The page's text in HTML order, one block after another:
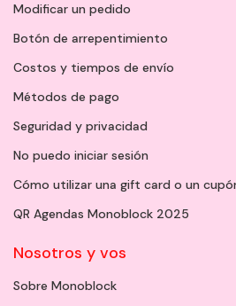
Modificar un pedido
Botón de arrepentimiento
Costos y tiempos de envío
Métodos de pago
Seguridad y privacidad
No puedo iniciar sesión
Cómo utilizar una gift card o un
QR Agendas Monoblock 2025
Nosotros y vos
Sobre Monoblock